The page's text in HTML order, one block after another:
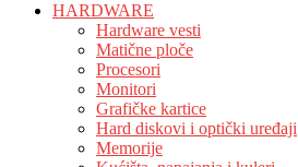
HARDWARE
Hardware vesti
Matične ploče
Procesori
Monitori
Grafičke kartice
Hard diskovi i optički uređaji
Memorije